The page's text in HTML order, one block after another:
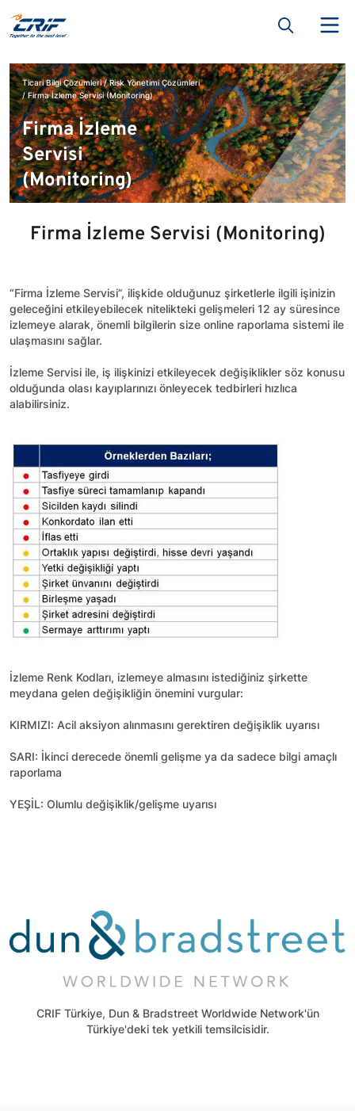
Ticari Bilgi Çözümleri
Risk Yönetimi Çözümleri
Firma İzleme Servisi (Monitoring)
Firma İzleme
Servisi
(Monitoring)
Firma İzleme Servisi (Monitoring)
“Firma İzleme Servisi”, ilişkide olduğunuz şirketlerle ilgili işinizin
geleceğini etkileyebilecek nitelikteki gelişmeleri 12 ay süresince
izlemeye alarak, önemli bilgilerin size online raporlama sistemi ile
ulaşmasını sağlar.
İzleme Servisi ile, iş ilişkinizi etkileyecek değişiklikler söz konusu
olduğunda olası kayıplarınızı önleyecek tedbirleri hızlıca
alabilirsiniz.
İzleme Renk Kodları, izlemeye almasını istediğiniz şirkette
meydana gelen değişikliğin önemini vurgular:
KIRMIZI: Acil aksiyon alınmasını gerektiren değişiklik uyarısı
SARI: İkinci derecede önemli gelişme ya da sadece bilgi amaçlı
raporlama
YEŞİL: Olumlu değişiklik/gelişme uyarısı
CRIF Türkiye, Dun & Bradstreet Worldwide Network'ün
Türkiye'deki tek yetkili temsilcisidir.